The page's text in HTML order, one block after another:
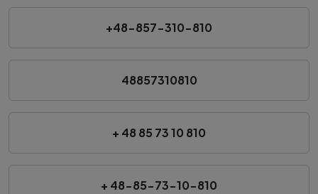
+48-857-310-810
48857310810
+ 48 85 73 10 810
+ 48-85-73-10-810